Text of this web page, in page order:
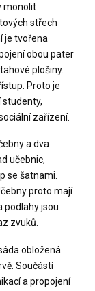
monolit
střech
je tvořena
obou pater
plošiny.
Proto je
studenty,
zařízení.
a dva
učebnic,
se šatnami.
proto mají
podlahy jsou
zvuků.
obložená
Součástí
a propojení